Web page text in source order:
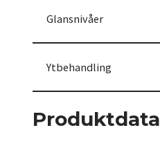
Glansnivåer
Ytbehandling
Produktdata